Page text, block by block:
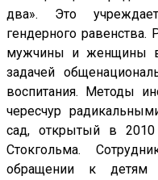
два». Это
гендерного равенства.
мужчины и женщины в
задачей
воспитания. Методы
чересчур
сад, открытый в
Стокгольма.
обращении к детям